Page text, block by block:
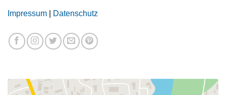
Impressum Datenschutz